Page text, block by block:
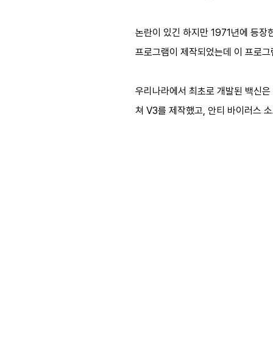
논란이 있긴 하지만 1971년에 등
프로그램이 제작되었는데 이 프로
우리나라에서 최초로 개발된 백신
쳐 V3를 제작했고, 안티 바이러스